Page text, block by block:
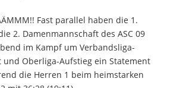
Fast parallel haben die 1.
2. Damenmannschaft des ASC 09
im Kampf um Verbandsliga-
und Oberliga-Aufstieg ein Statement
die Herren 1 beim heimstarken